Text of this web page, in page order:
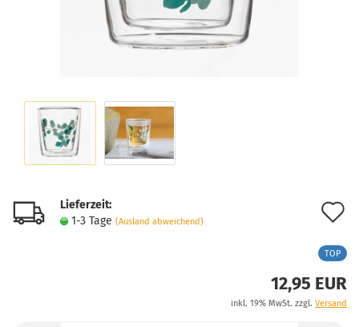
Lieferzeit:
1-3 Tage (Ausland abweichend)
TOP
12,95 EUR
inkl. 19% MwSt. zzgl. Versand